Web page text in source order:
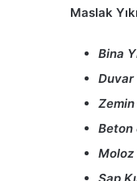
Maslak
Bina
Duvar
Zemin
Beton
Moloz